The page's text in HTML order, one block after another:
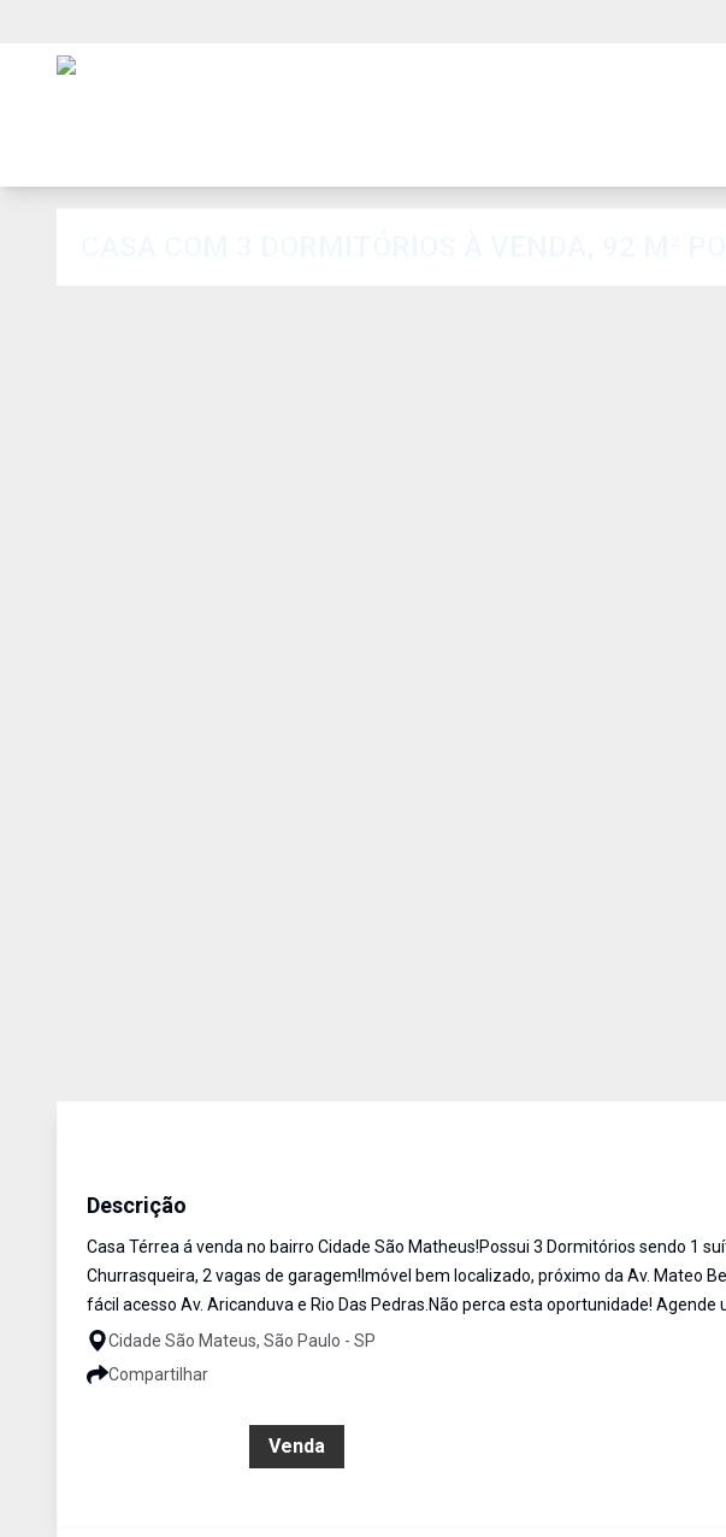
Descrição
Casa Térrea á venda no bairro Cidade São Matheus!Possui 3 Dormitórios sendo 1
Churrasqueira, 2 vagas de garagem!Imóvel bem localizado, próximo da Av. Mateo
fácil acesso Av. Aricanduva e Rio Das Pedras.Não perca esta oportunidade!
Cidade São Mateus, São Paulo - SP
Compartilhar
Venda